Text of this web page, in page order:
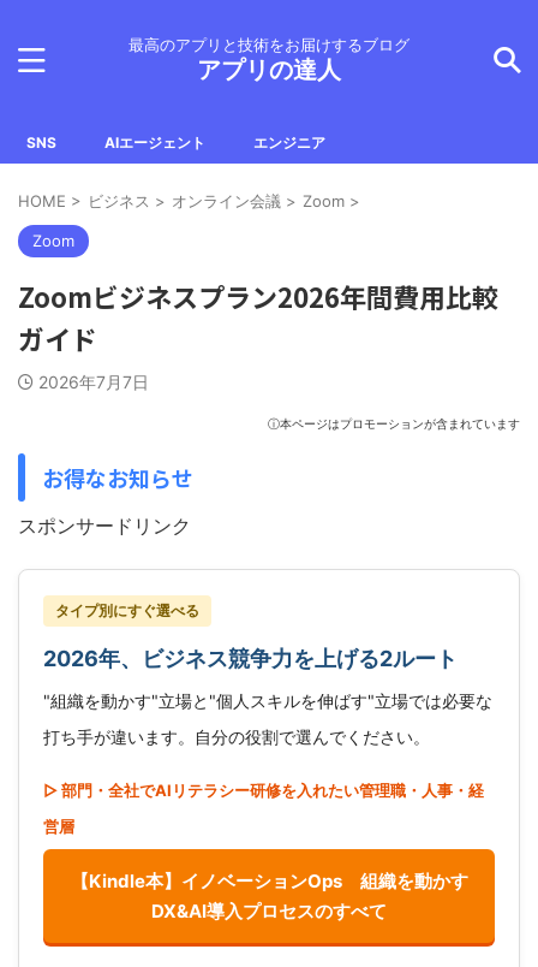
最高のアプリと技術をお届けするブログ
アプリの達人
SNS AIエージェント エンジニア
HOME > ビジネス > オンライン会議 > Zoom >
Zoom
Zoomビジネスプラン2026年間費用比較
ガイド
2026年7月7日
ⓘ本ページはプロモーションが含まれています
お得なお知らせ
スポンサードリンク
タイプ別にすぐ選べる
2026年、ビジネス競争力を上げる2ルート
"組織を動かす"立場と"個人スキルを伸ばす"立場では必要な
打ち手が違います。自分の役割で選んでください。
▷ 部門・全社でAIリテラシー研修を入れたい管理職・人事・経
営層
【Kindle本】イノベーションOps 組織を動かす
DX&AI導入プロセスのすべて